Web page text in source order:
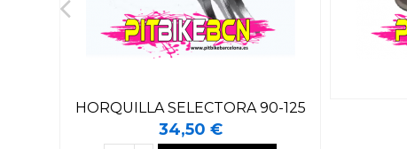
HORQUILLA SELECTORA 90-125
34,50 €